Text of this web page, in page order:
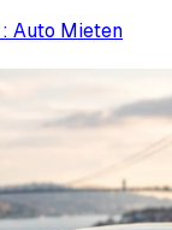
: Auto Mieten